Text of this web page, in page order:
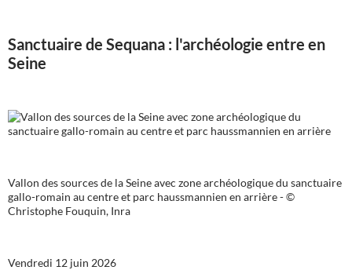
Sanctuaire de Sequana : l'archéologie entre en
Seine
Vallon des sources de la Seine avec zone archéologique du sanctuaire
gallo-romain au centre et parc haussmannien en arrière - ©
Christophe Fouquin, Inra
Vendredi 12 juin 2026